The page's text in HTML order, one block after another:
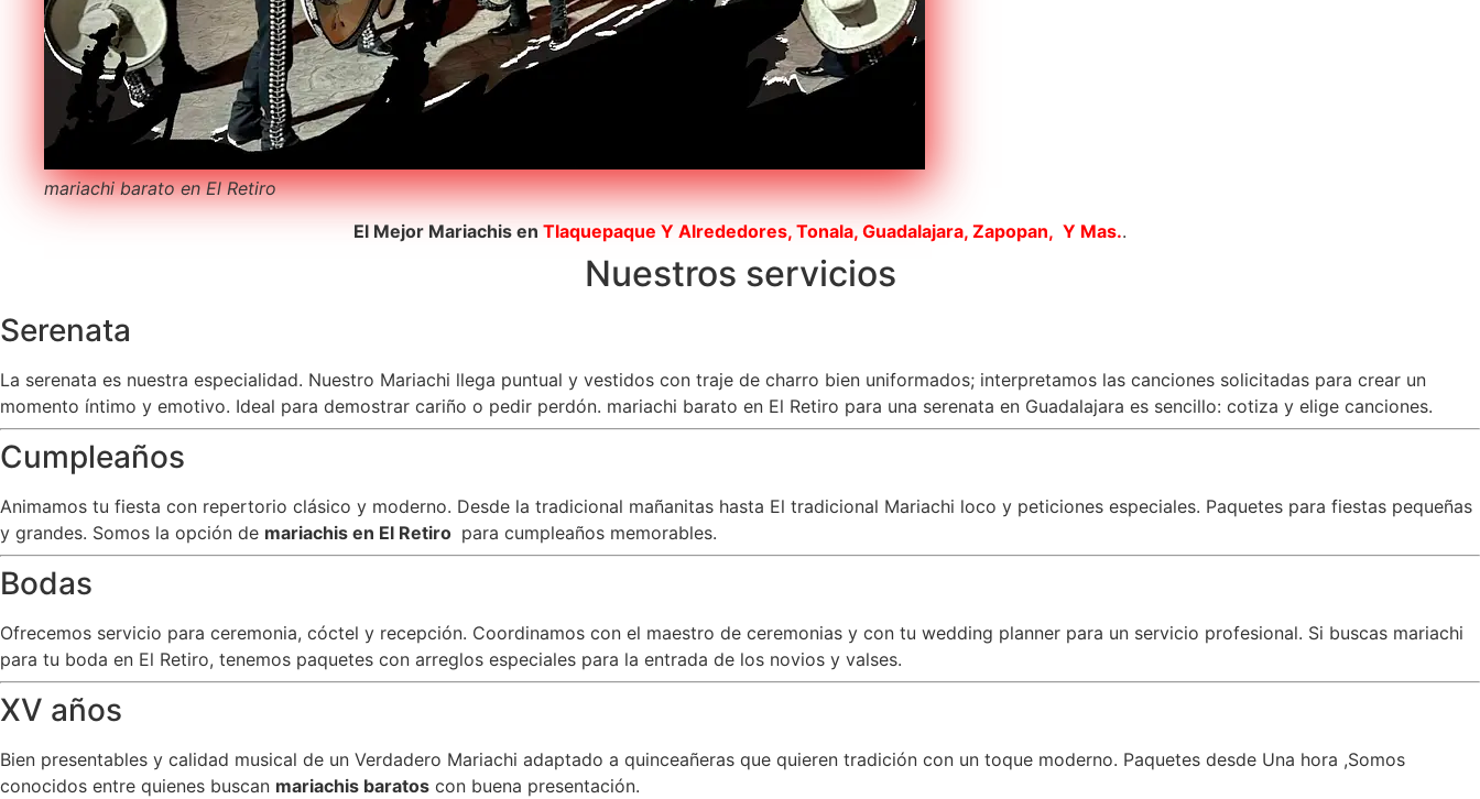
mariachi barato en El Retiro
El Mejor Mariachis en Tlaquepaque Y Alrededores, Tonala, Guadalajara, Zapopan, Y Mas..
Nuestros servicios
Serenata
La serenata es nuestra especialidad. Nuestro Mariachi llega puntual y vestidos con traje de charro bien uniformados; interpretamos las canciones solicitadas para crear un
momento íntimo y emotivo. Ideal para demostrar cariño o pedir perdón. mariachi barato en El Retiro para una serenata en Guadalajara es sencillo: cotiza y elige canciones.
Cumpleaños
Animamos tu fiesta con repertorio clásico y moderno. Desde la tradicional mañanitas hasta El tradicional Mariachi loco y peticiones especiales. Paquetes para fiestas pequeñas
y grandes. Somos la opción de mariachis en El Retiro para cumpleaños memorables.
Bodas
Ofrecemos servicio para ceremonia, cóctel y recepción. Coordinamos con el maestro de ceremonias y con tu wedding planner para un servicio profesional. Si buscas mariachi
para tu boda en El Retiro, tenemos paquetes con arreglos especiales para la entrada de los novios y valses.
XV años
Bien presentables y calidad musical de un Verdadero Mariachi adaptado a quinceañeras que quieren tradición con un toque moderno. Paquetes desde Una hora ,Somos
conocidos entre quienes buscan mariachis baratos con buena presentación.